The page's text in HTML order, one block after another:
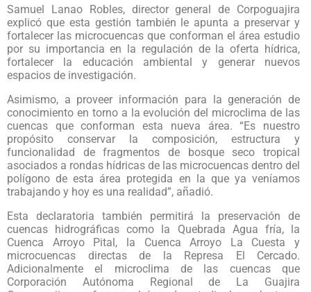
Samuel Lanao Robles, director general de Corpoguajira
explicó que esta gestión también le apunta a preservar y
fortalecer las microcuencas que conforman el área estudio
por su importancia en la regulación de la oferta hídrica,
fortalecer la educación ambiental y generar nuevos
espacios de investigación.
Asimismo, a proveer información para la generación de
conocimiento en torno a la evolución del microclima de las
cuencas que conforman esta nueva área. “Es nuestro
propósito conservar la composición, estructura y
funcionalidad de fragmentos de bosque seco tropical
asociados a rondas hídricas de las microcuencas dentro del
polígono de esta área protegida en la que ya veníamos
trabajando y hoy es una realidad”, añadió.
Esta declaratoria también permitirá la preservación de
cuencas hidrográficas como la Quebrada Agua fría, la
Cuenca Arroyo Pital, la Cuenca Arroyo La Cuesta y
microcuencas directas de la Represa El Cercado.
Adicionalmente el microclima de las cuencas que
Corporación Autónoma Regional de La Guajira